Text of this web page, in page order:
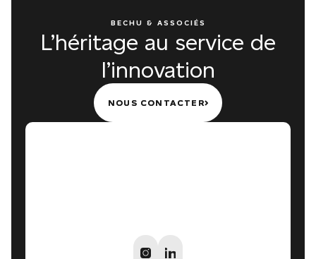
BECHU & ASSOCIÉS
L’héritage au service de
l’innovation
NOUS CONTACTER
NOUS CONTACTER